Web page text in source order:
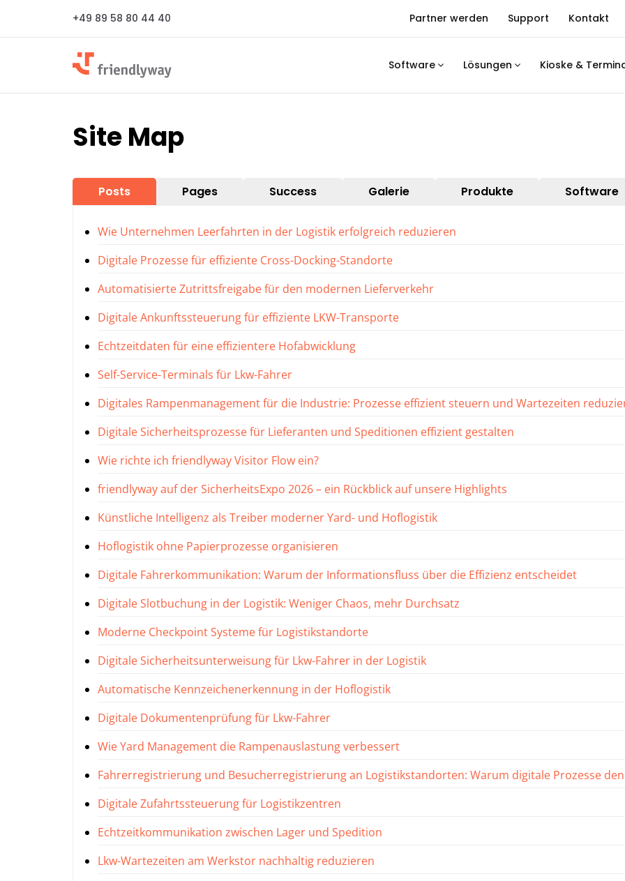
+49 89 58 80 44 40 Partner werden Support Kontakt
Software Lösungen Kioske &
Site Map
Posts Pages Success Galerie Produkte Software
Wie Unternehmen Leerfahrten in der Logistik erfolgreich reduzieren
Digitale Prozesse für effiziente Cross-Docking-Standorte
Automatisierte Zutrittsfreigabe für den modernen Lieferverkehr
Digitale Ankunftssteuerung für effiziente LKW-Transporte
Echtzeitdaten für eine effizientere Hofabwicklung
Self-Service-Terminals für Lkw-Fahrer
Digitales Rampenmanagement für die Industrie: Prozesse effizient steuern und Wartezeiten
Digitale Sicherheitsprozesse für Lieferanten und Speditionen effizient gestalten
Wie richte ich friendlyway Visitor Flow ein?
friendlyway auf der SicherheitsExpo 2026 – ein Rückblick auf unsere Highlights
Künstliche Intelligenz als Treiber moderner Yard- und Hoflogistik
Hoflogistik ohne Papierprozesse organisieren
Digitale Fahrerkommunikation: Warum der Informationsfluss über die Effizienz entscheidet
Digitale Slotbuchung in der Logistik: Weniger Chaos, mehr Durchsatz
Moderne Checkpoint Systeme für Logistikstandorte
Digitale Sicherheitsunterweisung für Lkw-Fahrer in der Logistik
Automatische Kennzeichenerkennung in der Hoflogistik
Digitale Dokumentenprüfung für Lkw-Fahrer
Wie Yard Management die Rampenauslastung verbessert
Fahrerregistrierung und Besucherregistrierung an Logistikstandorten: Warum digitale Prozesse
Digitale Zufahrtssteuerung für Logistikzentren
Echtzeitkommunikation zwischen Lager und Spedition
Lkw-Wartezeiten am Werkstor nachhaltig reduzieren